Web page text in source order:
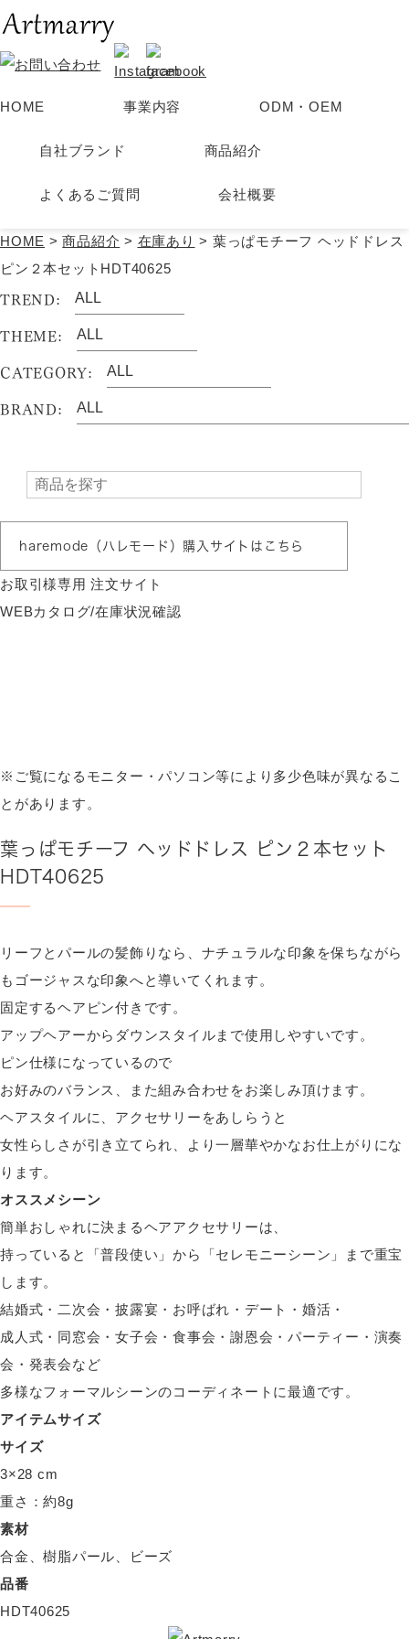
HOME 事業内容 ODM・OEM
自社ブランド 商品紹介
よくあるご質問 会社概要
商品紹介
HOME >商品紹介 > 在庫あり > 葉っぱモチーフ ヘッドドレス
ピン２本セットHDT40625
TREND:
THEME:
CATEGORY:
BRAND:
haremode（ハレモード）購入サイトはこちら
お取引様専用 注文サイト
WEBカタログ/在庫状況確認
※ご覧になるモニター・パソコン等により多少色味が異なるこ
とがあります。
葉っぱモチーフ ヘッドドレス ピン２本セット
HDT40625
リーフとパールの髪飾りなら、ナチュラルな印象を保ちながら
もゴージャスな印象へと導いてくれます。
固定するヘアピン付きです。
アップヘアーからダウンスタイルまで使用しやすいです。
ピン仕様になっているので
お好みのバランス、また組み合わせをお楽しみ頂けます。
ヘアスタイルに、アクセサリーをあしらうと
女性らしさが引き立てられ、より一層華やかなお仕上がりにな
ります。
オススメシーン
簡単おしゃれに決まるヘアアクセサリーは、
持っていると「普段使い」から「セレモニーシーン」まで重宝
します。
結婚式・二次会・披露宴・お呼ばれ・デート・婚活・
成人式・同窓会・女子会・食事会・謝恩会・パーティー・演奏
会・発表会など
多様なフォーマルシーンのコーディネートに最適です。
アイテムサイズ
サイズ
3×28 cm
重さ：約8g
素材
合金、樹脂パール、ビーズ
品番
HDT40625